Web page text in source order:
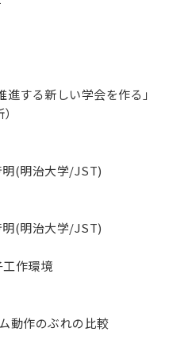
する新しい学会を作る」
(明治大学/JST)
(明治大学/JST)
作環境
動作のぶれの比較